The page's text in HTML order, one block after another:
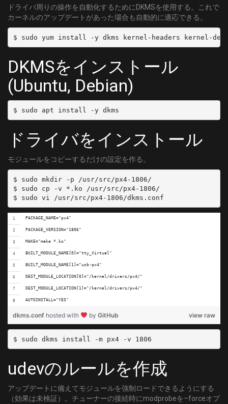
ドライバ周りの操作を自動化するためにDKMSを使用する。これで
カーネルのアップデートがあった場合も自動的に適応できる。
DKMSをインストール
(Ubuntu, Debian)
ドライバをインストール
モジュールをコピーするだけの設定を作る。
$ sudo mkdir -p /usr/src/px4-1806/
$ sudo cp -v *.ko /usr/src/px4-1806/
PACKAGE_NAME="px4"
PACKAGE_VERSION="1806"
MAKE="make *.ko"
BUILT_MODULE_NAME[0]="tty_Virtual"
BUILT_MODULE_NAME[1]="usb-px4"
DEST_MODULE_LOCATION[0]="/kernel/drivers/px4/"
DEST_MODULE_LOCATION[1]="/kernel/drivers/px4/"
AUTOINSTALL="YES"
view raw
dkms.conf hosted with by GitHub
udevのルールを作成
アップデートに備えてモジュールを強制ロードできるようにする
（効果は未検証）。チューナーの接続時にmodprobeを–forceオプ